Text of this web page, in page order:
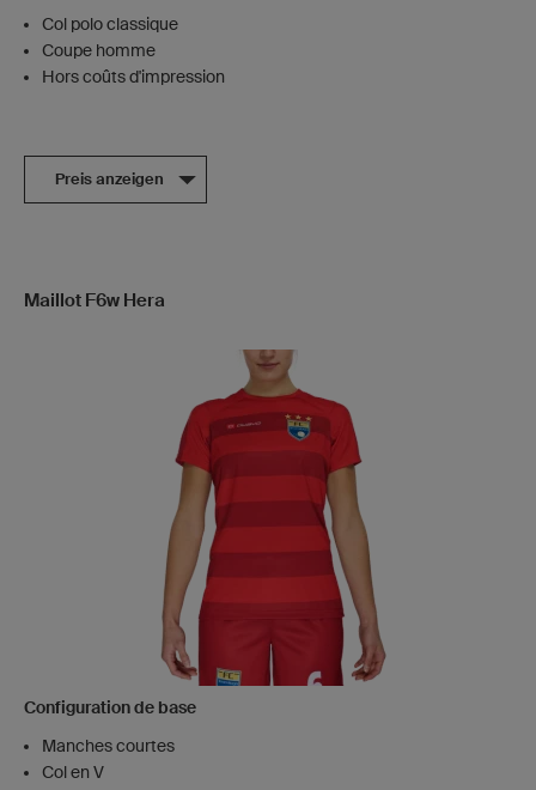
Col polo classique
Coupe homme
Hors coûts d'impression
Preis anzeigen
Maillot F6w Hera
Configuration de base
Manches courtes
Col en V